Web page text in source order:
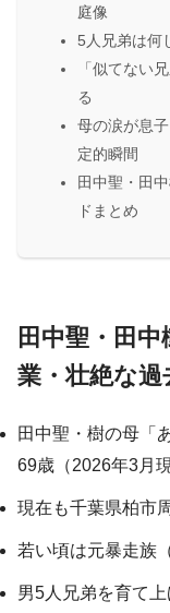
庭像
5人兄弟は何
「似てない
る
母の涙が息
定的瞬間
田中聖・田
ドまとめ
田中聖・田
業・壮絶な
田中聖・樹の母「
69歳（2026年3月現
現在も千葉県柏市
若い頃は元暴走族
男5人兄弟を育て